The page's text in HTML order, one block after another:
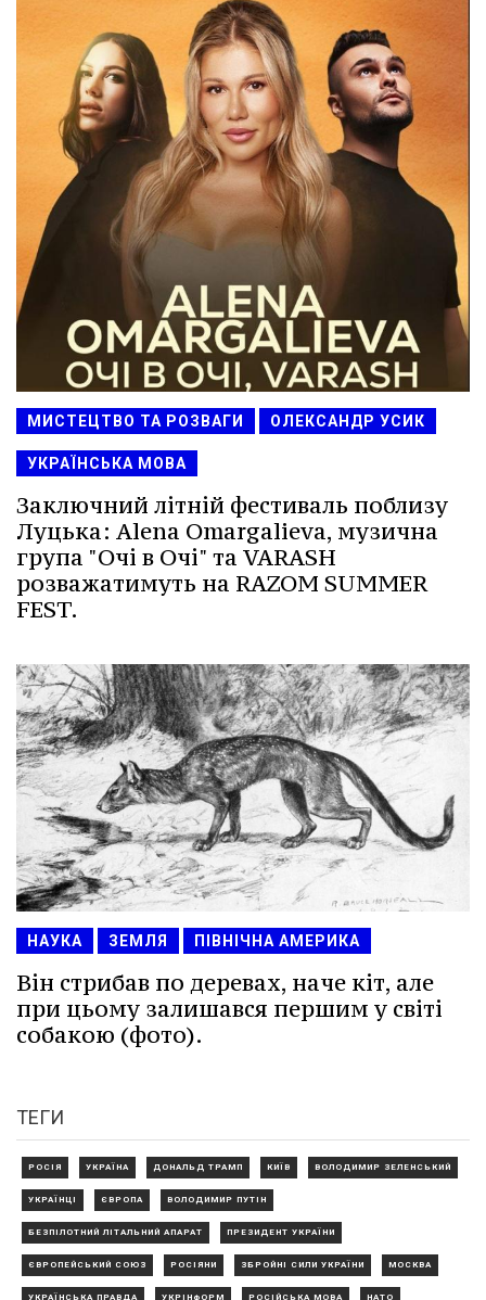
МИСТЕЦТВО ТА РОЗВАГИ ОЛЕКСАНДР УСИК
УКРАЇНСЬКА МОВА
Заключний літній фестиваль поблизу
Луцька: Alena Omargalieva, музична
група "Очі в Очі" та VARASH
розважатимуть на RAZOM SUMMER
FEST.
НАУКА ЗЕМЛЯ ПІВНІЧНА АМЕРИКА
Він стрибав по деревах, наче кіт, але
при цьому залишався першим у світі
собакою (фото).
ТЕГИ
РОСІЯ УКРАЇНА ДОНАЛЬД ТРАМП КИЇВ ВОЛОДИМИР ЗЕЛЕНСЬКИЙ
УКРАЇНЦІ ЄВРОПА ВОЛОДИМИР ПУТІН
БЕЗПІЛОТНИЙ ЛІТАЛЬНИЙ АПАРАТ ПРЕЗИДЕНТ УКРАЇНИ
ЄВРОПЕЙСЬКИЙ СОЮЗ РОСІЯНИ ЗБРОЙНІ СИЛИ УКРАЇНИ МОСКВА
УКРАЇНСЬКА ПРАВДА УКРІНФОРМ РОСІЙСЬКА МОВА НАТО